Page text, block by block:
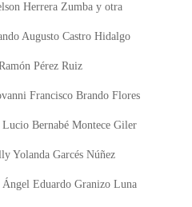
Herrera Zumba y otra
Augusto Castro Hidalgo
Pérez Ruiz
Francisco Brando Flores
Bernabé Montece Giler
Yolanda Garcés Núñez
Ángel Eduardo Granizo Luna